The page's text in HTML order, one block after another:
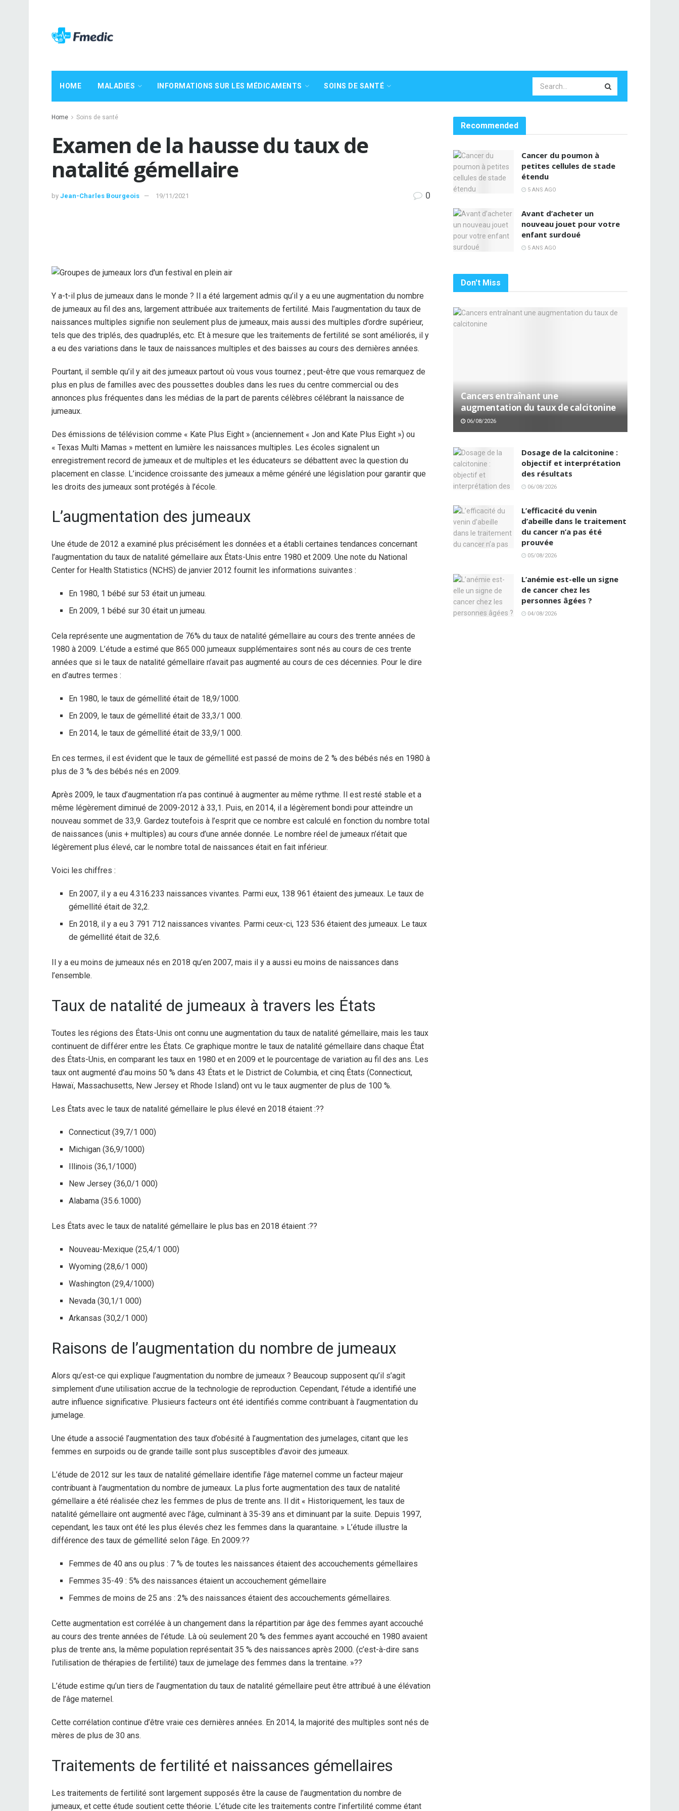
HOME MALADIES INFORMATIONS SUR LES MÉDICAMENTS SOINS DE SANTÉ
Home Soins de santé
Examen de la hausse du taux de
natalité gémellaire
by Jean-Charles Bourgeois 19/11/2021 0
Y a-t-il plus de jumeaux dans le monde ? Il a été largement admis qu’il y a eu une augmentation du nombre
de jumeaux au fil des ans, largement attribuée aux traitements de fertilité. Mais l’augmentation du taux de
naissances multiples signifie non seulement plus de jumeaux, mais aussi des multiples d’ordre supérieur,
tels que des triplés, des quadruplés, etc. Et à mesure que les traitements de fertilité se sont améliorés, il y
a eu des variations dans le taux de naissances multiples et des baisses au cours des dernières années.
Pourtant, il semble qu’il y ait des jumeaux partout où vous vous tournez ; peut-être que vous remarquez de
plus en plus de familles avec des poussettes doubles dans les rues du centre commercial ou des
annonces plus fréquentes dans les médias de la part de parents célèbres célébrant la naissance de
jumeaux.
Des émissions de télévision comme « Kate Plus Eight » (anciennement « Jon and Kate Plus Eight ») ou
« Texas Multi Mamas » mettent en lumière les naissances multiples. Les écoles signalent un
enregistrement record de jumeaux et de multiples et les éducateurs se débattent avec la question du
placement en classe. L’incidence croissante des jumeaux a même généré une législation pour garantir que
les droits des jumeaux sont protégés à l’école.
L’augmentation des jumeaux
Une étude de 2012 a examiné plus précisément les données et a établi certaines tendances concernant
l’augmentation du taux de natalité gémellaire aux États-Unis entre 1980 et 2009. Une note du National
Center for Health Statistics (NCHS) de janvier 2012 fournit les informations suivantes :
En 1980, 1 bébé sur 53 était un jumeau.
En 2009, 1 bébé sur 30 était un jumeau.
Cela représente une augmentation de 76% du taux de natalité gémellaire au cours des trente années de
1980 à 2009. L’étude a estimé que 865 000 jumeaux supplémentaires sont nés au cours de ces trente
années que si le taux de natalité gémellaire n’avait pas augmenté au cours de ces décennies. Pour le dire
en d’autres termes :
En 1980, le taux de gémellité était de 18,9/1000.
En 2009, le taux de gémellité était de 33,3/1 000.
En 2014, le taux de gémellité était de 33,9/1 000.
En ces termes, il est évident que le taux de gémellité est passé de moins de 2 % des bébés nés en 1980 à
plus de 3 % des bébés nés en 2009.
Après 2009, le taux d’augmentation n’a pas continué à augmenter au même rythme. Il est resté stable et a
même légèrement diminué de 2009-2012 à 33,1. Puis, en 2014, il a légèrement bondi pour atteindre un
nouveau sommet de 33,9. Gardez toutefois à l’esprit que ce nombre est calculé en fonction du nombre total
de naissances (unis + multiples) au cours d’une année donnée. Le nombre réel de jumeaux n’était que
légèrement plus élevé, car le nombre total de naissances était en fait inférieur.
Voici les chiffres :
En 2007, il y a eu 4.316.233 naissances vivantes. Parmi eux, 138 961 étaient des jumeaux. Le taux de
gémellité était de 32,2.
En 2018, il y a eu 3 791 712 naissances vivantes. Parmi ceux-ci, 123 536 étaient des jumeaux. Le taux
de gémellité était de 32,6.
Il y a eu moins de jumeaux nés en 2018 qu’en 2007, mais il y a aussi eu moins de naissances dans
l’ensemble.
Taux de natalité de jumeaux à travers les États
Toutes les régions des États-Unis ont connu une augmentation du taux de natalité gémellaire, mais les taux
continuent de différer entre les États. Ce graphique montre le taux de natalité gémellaire dans chaque État
des États-Unis, en comparant les taux en 1980 et en 2009 et le pourcentage de variation au fil des ans. Les
taux ont augmenté d’au moins 50 % dans 43 États et le District de Columbia, et cinq États (Connecticut,
Hawaï, Massachusetts, New Jersey et Rhode Island) ont vu le taux augmenter de plus de 100 %.
Les États avec le taux de natalité gémellaire le plus élevé en 2018 étaient :??
Connecticut (39,7/1 000)
Michigan (36,9/1000)
Illinois (36,1/1000)
New Jersey (36,0/1 000)
Alabama (35.6.1000)
Les États avec le taux de natalité gémellaire le plus bas en 2018 étaient :??
Nouveau-Mexique (25,4/1 000)
Wyoming (28,6/1 000)
Washington (29,4/1000)
Nevada (30,1/1 000)
Arkansas (30,2/1 000)
Raisons de l’augmentation du nombre de jumeaux
Alors qu’est-ce qui explique l’augmentation du nombre de jumeaux ? Beaucoup supposent qu’il s’agit
simplement d’une utilisation accrue de la technologie de reproduction. Cependant, l’étude a identifié une
autre influence significative. Plusieurs facteurs ont été identifiés comme contribuant à l’augmentation du
jumelage.
Une étude a associé l’augmentation des taux d’obésité à l’augmentation des jumelages, citant que les
femmes en surpoids ou de grande taille sont plus susceptibles d’avoir des jumeaux.
L’étude de 2012 sur les taux de natalité gémellaire identifie l’âge maternel comme un facteur majeur
contribuant à l’augmentation du nombre de jumeaux. La plus forte augmentation des taux de natalité
gémellaire a été réalisée chez les femmes de plus de trente ans. Il dit « Historiquement, les taux de
natalité gémellaire ont augmenté avec l’âge, culminant à 35-39 ans et diminuant par la suite. Depuis 1997,
cependant, les taux ont été les plus élevés chez les femmes dans la quarantaine. » L’étude illustre la
différence des taux de gémellité selon l’âge. En 2009:??
Femmes de 40 ans ou plus : 7 % de toutes les naissances étaient des accouchements gémellaires
Femmes 35-49 : 5% des naissances étaient un accouchement gémellaire
Femmes de moins de 25 ans : 2% des naissances étaient des accouchements gémellaires.
Cette augmentation est corrélée à un changement dans la répartition par âge des femmes ayant accouché
au cours des trente années de l’étude. Là où seulement 20 % des femmes ayant accouché en 1980 avaient
plus de trente ans, la même population représentait 35 % des naissances après 2000. (c’est-à-dire sans
l’utilisation de thérapies de fertilité) taux de jumelage des femmes dans la trentaine. »??
L’étude estime qu’un tiers de l’augmentation du taux de natalité gémellaire peut être attribué à une élévation
de l’âge maternel.
Cette corrélation continue d’être vraie ces dernières années. En 2014, la majorité des multiples sont nés de
mères de plus de 30 ans.
Traitements de fertilité et naissances gémellaires
Les traitements de fertilité sont largement supposés être la cause de l’augmentation du nombre de
jumeaux, et cette étude soutient cette théorie. L’étude cite les traitements contre l’infertilité comme étant
Recommended
Cancer du poumon à
petites cellules de stade
étendu
5 ANS AGO
Avant d’acheter un
nouveau jouet pour votre
enfant surdoué
5 ANS AGO
Don't Miss
Cancers entraînant une
augmentation du taux de calcitonine
06/08/2026
Dosage de la calcitonine :
objectif et interprétation
des résultats
06/08/2026
L’efficacité du venin
d’abeille dans le traitement
du cancer n’a pas été
prouvée
05/08/2026
L’anémie est-elle un signe
de cancer chez les
personnes âgées ?
04/08/2026